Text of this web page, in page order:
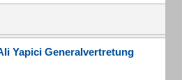
Yapici Generalvertretung